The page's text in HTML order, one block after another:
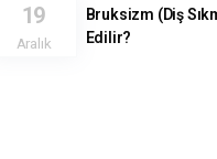
19
Aralık
Bruksizm (Diş
Edilir?